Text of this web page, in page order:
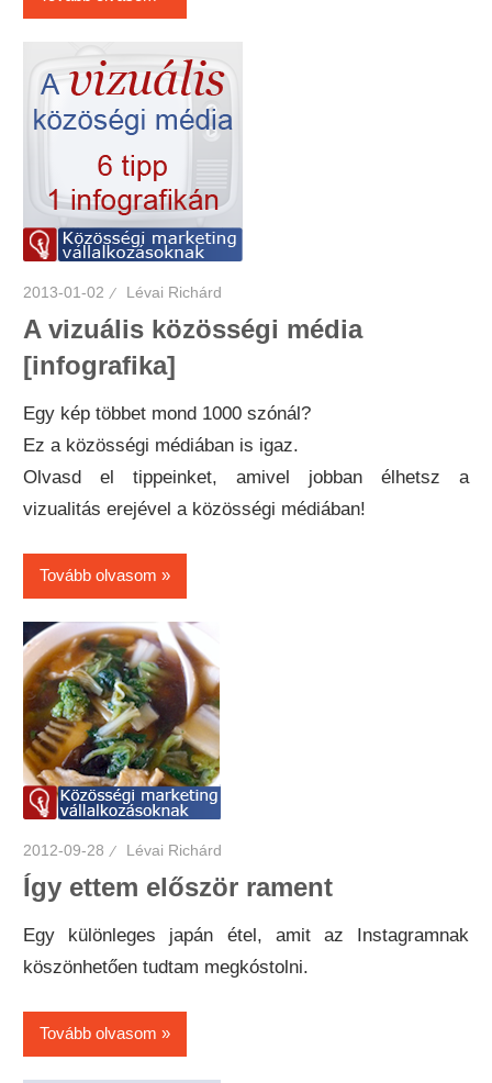
2013-01-02 Lévai Richárd
A vizuális közösségi média
[infografika]
Egy kép többet mond 1000 szónál?
Ez a közösségi médiában is igaz.
Olvasd el tippeinket, amivel jobban élhetsz a
vizualitás erejével a közösségi médiában!
Tovább olvasom
2012-09-28 Lévai Richárd
Így ettem először rament
Egy különleges japán étel, amit az Instagramnak
köszönhetően tudtam megkóstolni.
Tovább olvasom